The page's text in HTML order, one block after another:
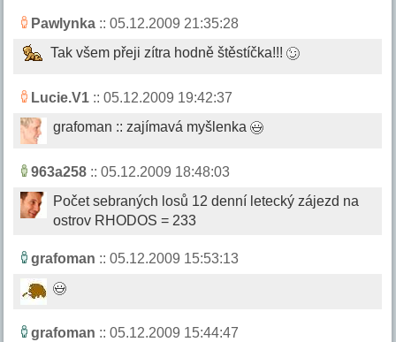
Pawlynka :: 05.12.2009 21:35:28
Tak všem přeji zítra hodně štěstíčka!!!
Lucie.V1 :: 05.12.2009 19:42:37
grafoman :: zajímavá myšlenka
963a258 :: 05.12.2009 18:48:03
Počet sebraných losů 12 denní letecký zájezd na
ostrov RHODOS = 233
grafoman :: 05.12.2009 15:53:13
grafoman :: 05.12.2009 15:44:47